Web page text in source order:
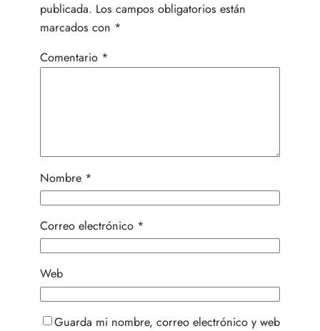
publicada. Los campos obligatorios están
marcados con *
Comentario *
Nombre *
Correo electrónico *
Web
Guarda mi nombre, correo electrónico y web